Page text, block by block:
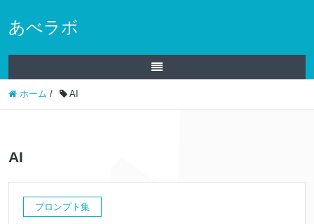
あべラボ
ホーム / AI
AI
プロンプト集